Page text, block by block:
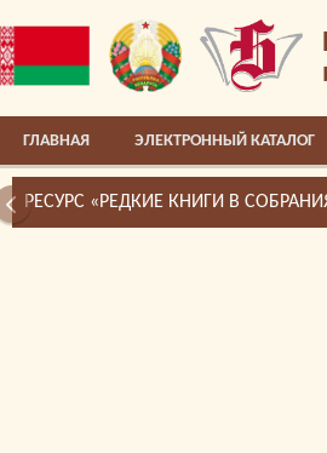
ГЛАВНАЯ ЭЛЕКТРОННЫЙ КАТАЛОГ
РЕСУРС «РЕДКИЕ КНИГИ В